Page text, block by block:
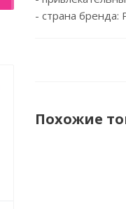
- страна бренда:
Похожие